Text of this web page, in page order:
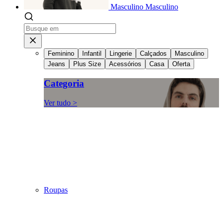
Masculino Masculino
Feminino Infantil Lingerie Calçados
Masculino
Jeans
Plus Size Acessórios Casa Oferta
Categoria
Ver tudo >
Roupas